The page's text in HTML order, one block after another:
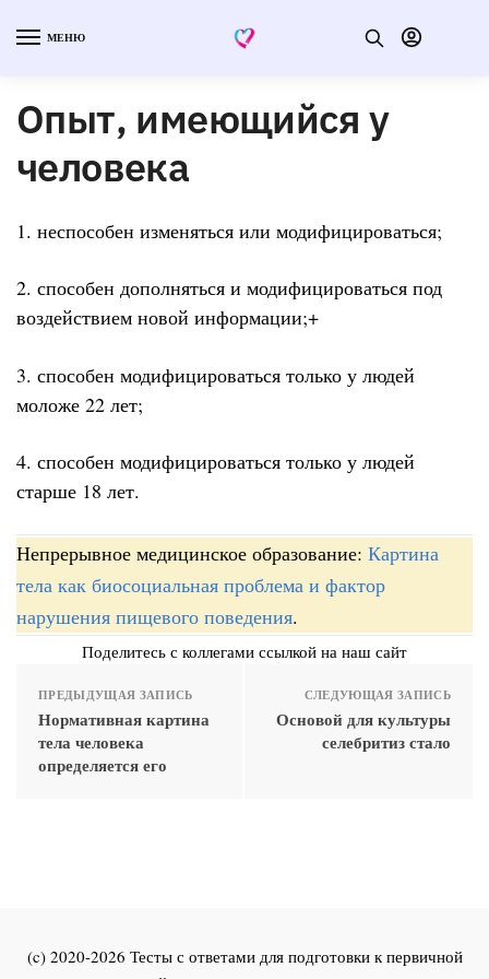
МЕНЮ
Опыт, имеющийся у
человека
1. неспособен изменяться или модифицироваться;
2. способен дополняться и модифицироваться под
воздействием новой информации;+
3. способен модифицироваться только у людей
моложе 22 лет;
4. способен модифицироваться только у людей
старше 18 лет.
Непрерывное медицинское образование: Картина
тела как биосоциальная проблема и фактор
нарушения пищевого поведения.
Поделитесь с коллегами ссылкой на наш сайт
ПРЕДЫДУЩАЯ ЗАПИСЬ
Нормативная картина
тела человека
определяется его
СЛЕДУЮЩАЯ ЗАПИСЬ
Основой для культуры
селебритиз стало
(c) 2020-2026 Тесты с ответами для подготовки к первичной